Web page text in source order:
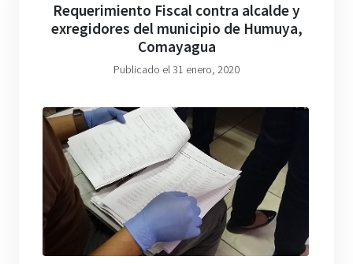
Requerimiento Fiscal contra alcalde y
exregidores del municipio de Humuya,
Comayagua
Publicado el 31 enero, 2020